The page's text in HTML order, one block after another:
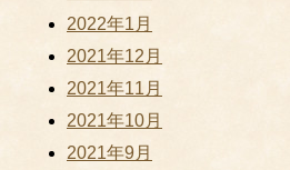
2022年1月
2021年12月
2021年11月
2021年10月
2021年9月